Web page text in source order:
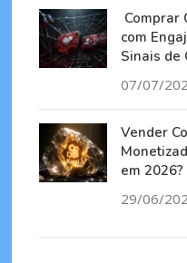
Comprar
com
Sinais de
07/07/
Vender
em 2026?
29/06/